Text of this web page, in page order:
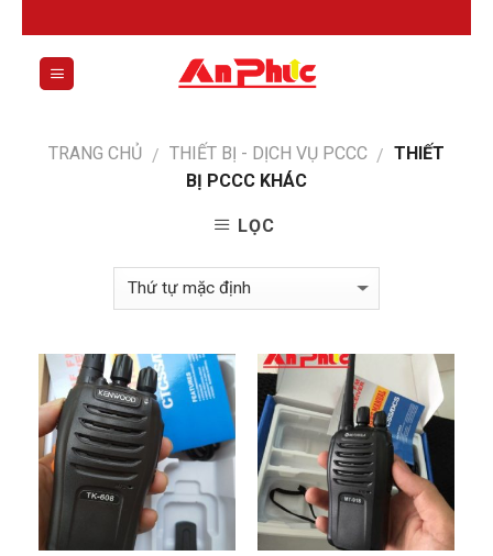
to
content
TRANG CHỦ / THIẾT BỊ - DỊCH VỤ PCCC / THIẾT
BỊ PCCC KHÁC
LỌC